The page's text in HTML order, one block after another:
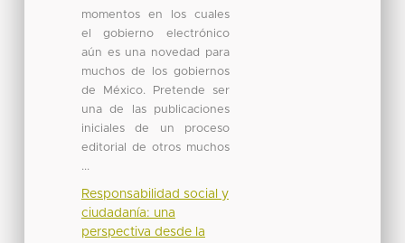
momentos en los cuales
el gobierno electrónico
aún es una novedad para
muchos de los gobiernos
de México. Pretende ser
una de las publicaciones
iniciales de un proceso
editorial de otros muchos
...
Responsabilidad social y
ciudadanía: una
perspectiva desde la